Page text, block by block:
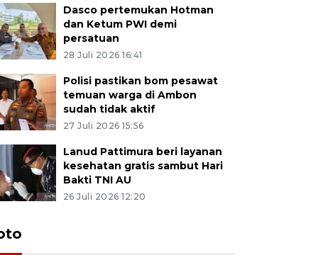
Dasco pertemukan Hotman
dan Ketum PWI demi
persatuan
28 Juli 2026 16:41
Polisi pastikan bom pesawat
temuan warga di Ambon
sudah tidak aktif
27 Juli 2026 15:56
Lanud Pattimura beri layanan
kesehatan gratis sambut Hari
Bakti TNI AU
26 Juli 2026 12:20